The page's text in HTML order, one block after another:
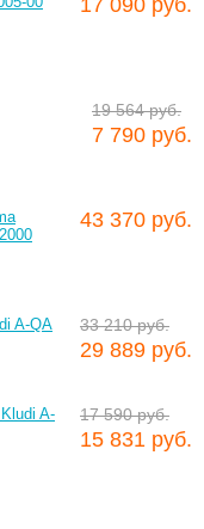
17 090 руб.
19 564 руб.
7 790 руб.
43 370 руб.
A-QA 33 210 руб.
29 889 руб.
A-
17 590 руб.
15 831 руб.